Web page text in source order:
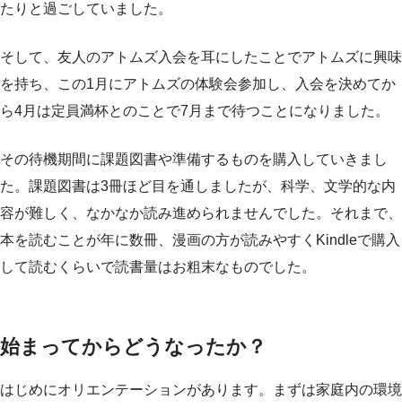
たりと過ごしていました。
そして、友人のアトムズ入会を耳にしたことでアトムズに興味
を持ち、この1月にアトムズの体験会参加し、入会を決めてか
ら4月は定員満杯とのことで7月まで待つことになりました。
その待機期間に課題図書や準備するものを購入していきまし
た。課題図書は3冊ほど目を通しましたが、科学、文学的な内
容が難しく、なかなか読み進められませんでした。それまで、
本を読むことが年に数冊、漫画の方が読みやすくKindleで購入
して読むくらいで読書量はお粗末なものでした。
始まってからどうなったか？
はじめにオリエンテーションがあります。まずは家庭内の環境